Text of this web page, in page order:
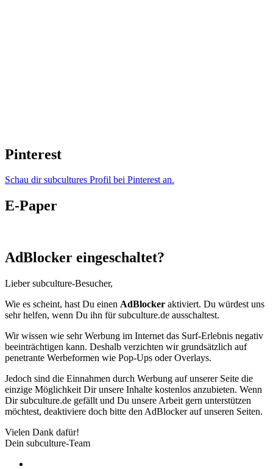
Pinterest
Schau dir subcultures Profil bei Pinterest an.
E-Paper
AdBlocker eingeschaltet?
Lieber subculture-Besucher,
Wie es scheint, hast Du einen AdBlocker aktiviert. Du würdest uns
sehr helfen, wenn Du ihn für subculture.de ausschaltest.
Wir wissen wie sehr Werbung im Internet das Surf-Erlebnis negativ
beeinträchtigen kann. Deshalb verzichten wir grundsätzlich auf
penetrante Werbeformen wie Pop-Ups oder Overlays.
Jedoch sind die Einnahmen durch Werbung auf unserer Seite die
einzige Möglichkeit Dir unsere Inhalte kostenlos anzubieten. Wenn
Dir subculture.de gefällt und Du unsere Arbeit gern unterstützen
möchtest, deaktiviere doch bitte den AdBlocker auf unseren Seiten.
Vielen Dank dafür!
Dein subculture-Team